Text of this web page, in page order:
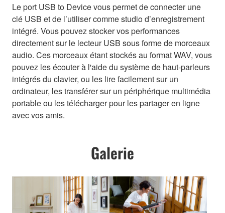
Le port USB to Device vous permet de connecter une
clé USB et de l’utiliser comme studio d’enregistrement
intégré. Vous pouvez stocker vos performances
directement sur le lecteur USB sous forme de morceaux
audio. Ces morceaux étant stockés au format WAV, vous
pouvez les écouter à l'aide du système de haut-parleurs
intégrés du clavier, ou les lire facilement sur un
ordinateur, les transférer sur un périphérique multimédia
portable ou les télécharger pour les partager en ligne
avec vos amis.
Galerie